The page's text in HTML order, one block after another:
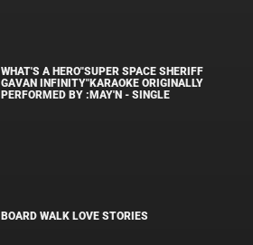
WHAT'S A HERO"SUPER SPACE SHERIFF
GAVAN INFINITY"KARAOKE ORIGINALLY
PERFORMED BY :MAY'N - SINGLE
BOARD WALK LOVE STORIES